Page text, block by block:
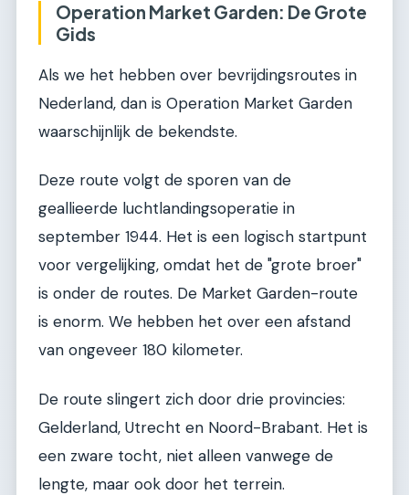
Operation Market Garden: De Grote
Gids
Als we het hebben over bevrijdingsroutes in
Nederland, dan is Operation Market Garden
waarschijnlijk de bekendste.
Deze route volgt de sporen van de
geallieerde luchtlandingsoperatie in
september 1944. Het is een logisch startpunt
voor vergelijking, omdat het de "grote broer"
is onder de routes. De Market Garden-route
is enorm. We hebben het over een afstand
van ongeveer 180 kilometer.
De route slingert zich door drie provincies:
Gelderland, Utrecht en Noord-Brabant. Het is
een zware tocht, niet alleen vanwege de
lengte, maar ook door het terrein.